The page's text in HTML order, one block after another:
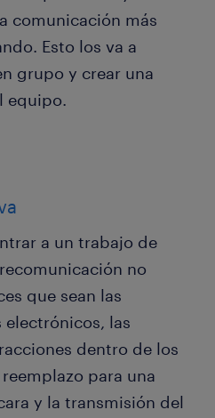
comunicación más
Esto los va a
grupo y crear una
equipo.
a un trabajo de
no
que sean las
electrónicos, las
dentro de los
para una
y la transmisión del